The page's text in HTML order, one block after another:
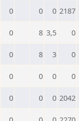
0 0 0 2187
0 8 3,5 0
0 8 3 0
0 0 0 0
0 0 0 2042